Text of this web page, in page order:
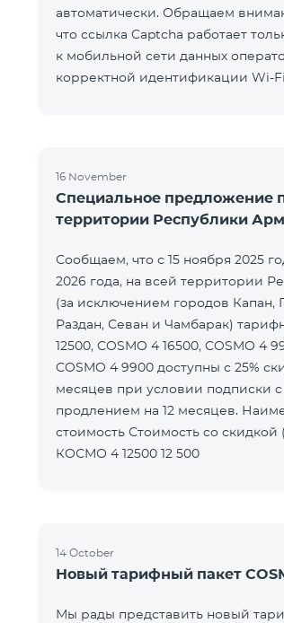
автоматически. Обращаем
что ссылка Captcha работает
к мобильной сети данных
корректной идентификации Wi-
16 November
Специальное предложение
территории Республики
Сообщаем, что с 15 ноября 2025
2026 года, на всей территории
(за исключением городов Капан,
Раздан, Севан и Чамбарак)
12500, COSMO 4 16500, COSMO 4
COSMO 4 9900 доступны с 25%
месяцев при условии подписки
продлением на 12 месяцев. Наименование Основная
стоимость Стоимость со скидкой (1–12 месяцев)
КОСМО 4 12500 12 500
14 October
Новый тарифный пакет
Мы рады представить новый